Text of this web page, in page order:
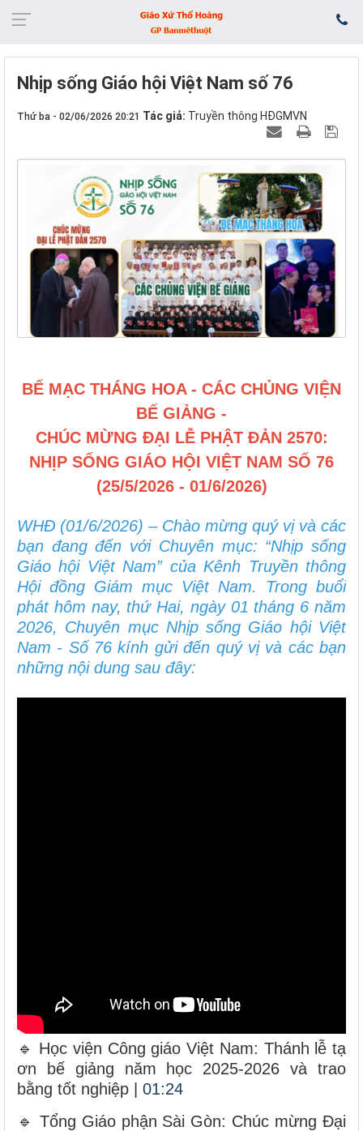
Nhịp sống Giáo hội Việt Nam số 76
Thứ ba - 02/06/2026 20:21 Tác giả: Truyền thông HĐGMVN
BẾ MẠC THÁNG HOA - CÁC CHỦNG VIỆN
BẾ GIẢNG -
CHÚC MỪNG ĐẠI LỄ PHẬT ĐẢN 2570:
NHỊP SỐNG GIÁO HỘI VIỆT NAM SỐ 76
(25/5/2026 - 01/6/2026)
WHĐ (01/6/2026) – Chào mừng quý vị và các
bạn đang đến với Chuyên mục: “Nhịp sống
Giáo hội Việt Nam” của Kênh Truyền thông
Hội đồng Giám mục Việt Nam. Trong buổi
phát hôm nay, thứ Hai, ngày 01 tháng 6 năm
2026, Chuyên mục Nhịp sống Giáo hội Việt
Nam - Số 76 kính gửi đến quý vị và các bạn
những nội dung sau đây:
🔹 Học viện Công giáo Việt Nam: Thánh lễ tạ
ơn bế giảng năm học 2025-2026 và trao
bằng tốt nghiệp | 01:24
🔹 Tổng Giáo phận Sài Gòn: Chúc mừng Đại